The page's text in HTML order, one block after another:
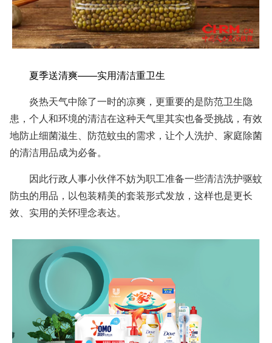
夏季送清爽——实用清洁重卫生
炎热天气中除了一时的凉爽，更重要的是防范卫生隐
患，个人和环境的清洁在这种天气里其实也备受挑战，有效
地防止细菌滋生、防范蚊虫的需求，让个人洗护、 家庭除菌
的清洁用品成为必备。
因此行政人事小伙伴不妨为职工准备一些清洁洗护驱蚊
防虫的用品 ， 以包装精美的套装形式发放，这样也是更长
效、实用的关怀理念表达。